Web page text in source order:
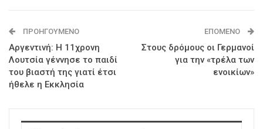
ΠΡΟΗΓΟΎΜΕΝΟ
Αργεντινή: Η 11χρονη
Λουτσία γέννησε το παιδί
του βιαστή της γιατί έτσι
ήθελε η Εκκλησία
ΕΠΌΜΕΝΟ
Στους δρόμους οι Γερμανοί
για την «τρέλα των
ενοικίων»